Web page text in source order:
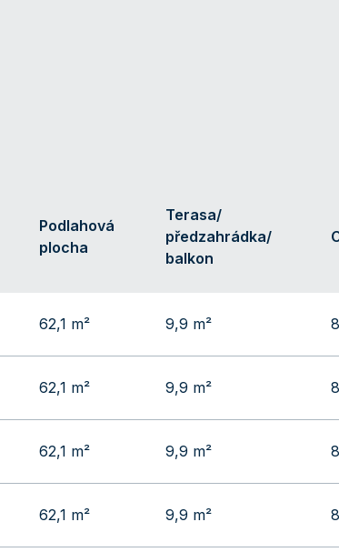
Podlahová
plocha
Terasa/
předzahrádka/
balkon
62,1 m² 9,9 m²
62,1 m² 9,9 m²
62,1 m² 9,9 m²
62,1 m² 9,9 m²